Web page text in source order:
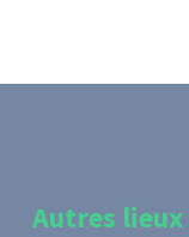
Autres